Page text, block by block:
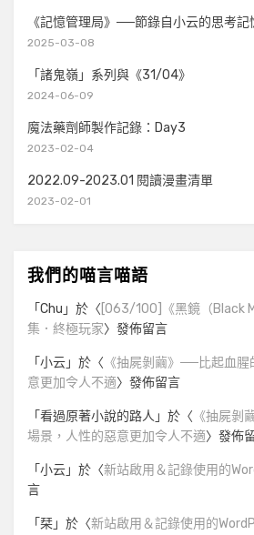
《記憶管理局》──節錄自小云的思考記
2025-03-08
「諸鬼嶺」系列與《31/04》
2024-06-09
魔法藥劑師製作記錄：Day3
2023-02-04
2022.09-2023.01 閱讀漫畫清單
2023-02-01
我們的喵言喵語
「Chu 」於〈 [063/100]《黑鏡（Black
集．終極玩家〉發佈留言
「小云」於〈 《抽屍剝繭》──比起血
意更加令人不適〉發佈留言
「看過原著小說的路人 」於〈 《抽屍剝
場景，人性的惡意更加令人不適〉發佈
「小云」於〈新站啟用＆記錄使用的
言
「栞」於〈新站啟用＆記錄使用的